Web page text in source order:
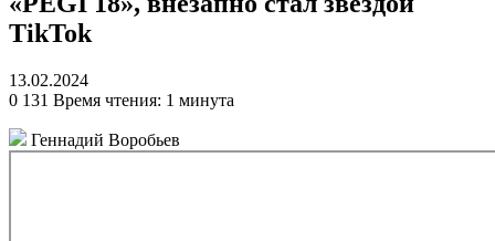
TikTok
13.02.2024
0 131 Время чтения: 1 минута
Геннадий Воробьев